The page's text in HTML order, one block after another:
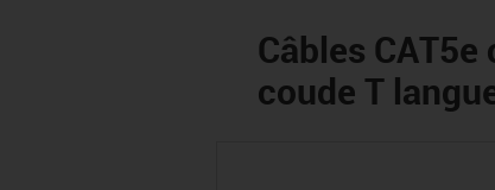
Câbles
coude T